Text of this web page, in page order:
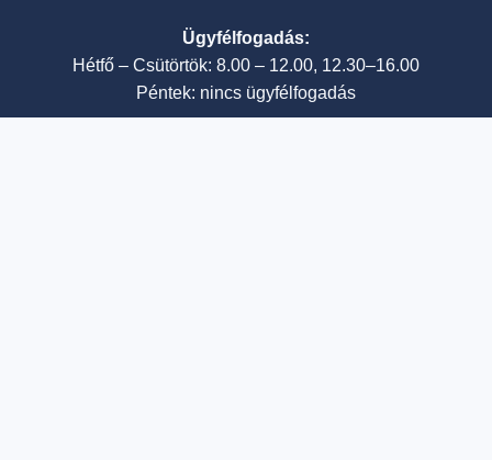
Ügyfélfogadás:
Hétfő – Csütörtök: 8.00 – 12.00, 12.30–16.00
Péntek: nincs ügyfélfogadás